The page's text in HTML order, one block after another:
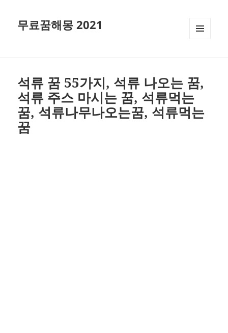
무료꿈해몽 2021
석류 꿈 55가지, 석류 나오는 꿈,
석류 주스 마시는 꿈, 석류먹는
꿈, 석류나무나오는꿈, 석류먹는
꿈